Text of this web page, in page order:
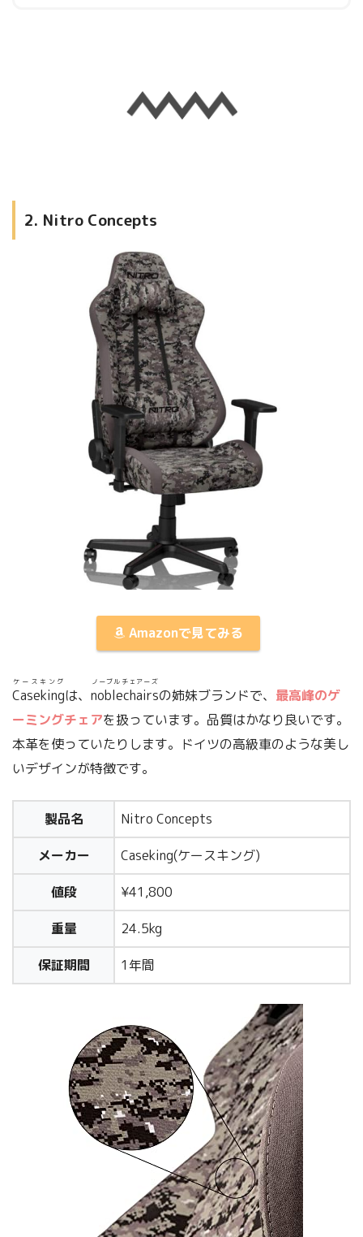
2. Nitro Concepts
Amazonで見てみる
Caseking
ケースキング
は、 noblechairs
ノーブルチェアーズ
の姉妹ブランドで、 最高峰のゲ
ーミングチェアを扱っています。品質はかなり良いです。
本革を使っていたりします。ドイツの高級車のような美し
いデザインが特徴です。
製品名 Nitro Concepts
メーカー Caseking(ケースキング)
値段 ¥41,800
重量 24.5kg
保証期間 1年間